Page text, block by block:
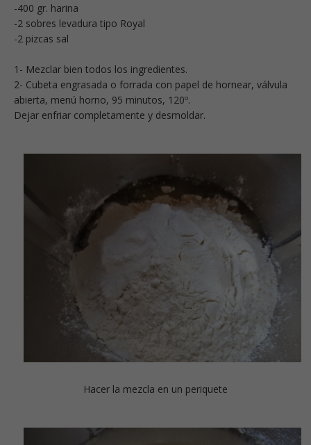
-400 gr. harina
-2 sobres levadura tipo Royal
-2 pizcas sal
1- Mezclar bien todos los ingredientes.
2- Cubeta engrasada o forrada con papel de hornear, válvula
abierta, menú horno, 95 minutos, 120º.
Dejar enfriar completamente y desmoldar.
Hacer la mezcla en un periquete